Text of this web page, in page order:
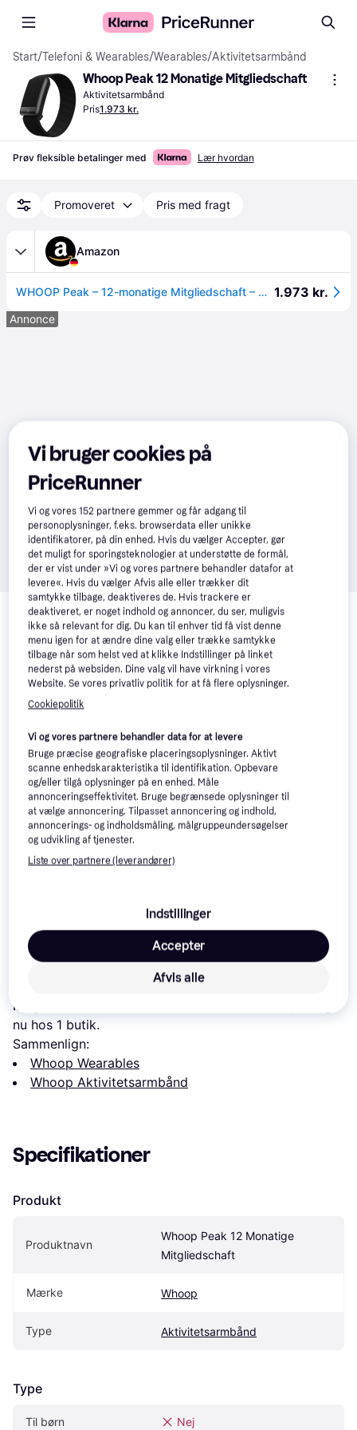
Start/Telefoni & Wearables/Wearables/Aktivitetsarmbånd
Whoop Peak 12 Monatige Mitgliedschaft
Aktivitetsarmbånd
Pris1.973 kr.
Prøv fleksible betalinger med Lær hvordan
Promoveret Pris med fragt
Amazon
WHOOP Peak – 12-monatige Mitgliedschaft – WHOOP 5.0 Wearable – Schlaf- und Gesundheits-Tracker rund um die Uhr mit Herzfrequenz, Stressüberwachung, personalisiertem Coaching, 14 Tage Akkulaufzeit 1.973 kr.
Annonce
Relaterede produkter
Se vores forslag til andre produkter, der matcher dine
interesser. Vis alle
Xiaomi Smart
Band 9
4.2
Sinox Lifestyle Activity
Eller 3 betalinger af 62 kr.
Trender
Læs om produktet
Whoop Peak 12 Monatige
Mitgliedschaft
nu hos 1 butik.
Sammenlign:
Whoop Wearables
Whoop Aktivitetsarmbånd
Specifikationer
Produkt
Produktnavn
Whoop Peak 12 Monatige
Mitgliedschaft
Mærke Whoop
Type Aktivitetsarmbånd
Type
Til børn Nej
Vi bruger cookies på
PriceRunner
Vi og vores152 partnere gemmer og får adgang til
personoplysninger, f.eks. browserdata eller unikke
identifikatorer, på din enhed. Hvis du vælger Accepter, gør
det muligt for sporingsteknologier at understøtte de formål,
der er vist under »Vi og vores partnere behandler datafor at
levere«. Hvis du vælger Afvis alle eller trækker dit
samtykke tilbage, deaktiveres de. Hvis trackere er
deaktiveret, er noget indhold og annoncer, du ser, muligvis
ikke så relevant for dig. Du kan til enhver tid få vist denne
menu igen for at ændre dine valg eller trække samtykke
tilbage når som helst ved at klikke Indstillinger på linket
nederst på websiden. Dine valg vil have virkning i vores
Website. Se vores privatliv politik for at få flere oplysninger.
Cookiepolitik
Vi og vores partnere behandler data for at levere
Bruge præcise geografiske placeringsoplysninger. Aktivt
scanne enhedskarakteristika til identifikation. Opbevare
og/eller tilgå oplysninger på en enhed. Måle
annonceringseffektivitet. Bruge begrænsede oplysninger til
at vælge annoncering. Tilpasset annoncering og indhold,
annoncerings- og indholdsmåling, målgruppeundersøgelser
og udvikling af tjenester.
Liste over partnere (leverandører)
Indstillinger
Afvis alle
Accepter